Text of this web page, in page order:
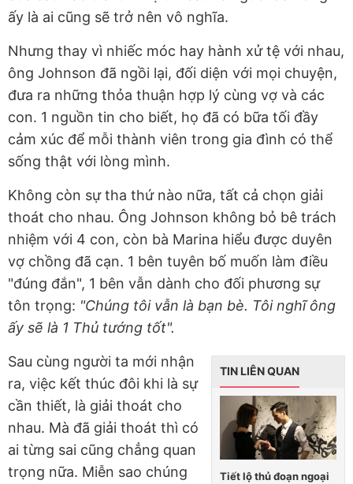
ấy là ai cũng sẽ trở nên vô nghĩa.
Nhưng thay vì nhiếc móc hay hành xử tệ với nhau,
ông Johnson đã ngồi lại, đối diện với mọi chuyện,
đưa ra những thỏa thuận hợp lý cùng vợ và các
con. 1 nguồn tin cho biết, họ đã có bữa tối đầy
cảm xúc để mỗi thành viên trong gia đình có thể
sống thật với lòng mình.
Không còn sự tha thứ nào nữa, tất cả chọn giải
thoát cho nhau. Ông Johnson không bỏ bê trách
nhiệm với 4 con, còn bà Marina hiểu được duyên
vợ chồng đã cạn. 1 bên tuyên bố muốn làm điều
"đúng đắn", 1 bên vẫn dành cho đối phương sự
tôn trọng: "Chúng tôi vẫn là bạn bè. Tôi nghĩ ông
ấy sẽ là 1 Thủ tướng tốt".
TIN LIÊN QUAN
Tiết lộ thủ đoạn ngoại
Sau cùng người ta mới nhận
ra, việc kết thúc đôi khi là sự
cần thiết, là giải thoát cho
nhau. Mà đã giải thoát thì có
ai từng sai cũng chẳng quan
trọng nữa. Miễn sao chúng